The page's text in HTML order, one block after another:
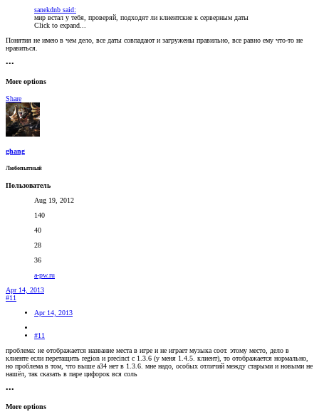
sanekdnb said:
мир встал у тебя, проверяй, подходят ли клиентские к серверным даты
Click to expand...
Понятия не имею в чем дело, все даты совпадают и загружены правильно, все равно ему что-то не
нравиться.
•••
More options
Share
ghang
Любопытный
Пользователь
Aug 19, 2012
140
40
28
36
a-pw.ru
Apr 14, 2013
#11
Apr 14, 2013
#11
проблема: не отображается название места в игре и не играет музыка соот. этому место, дело в
клиенте если перетащить region и precinct с 1.3.6 (у меня 1.4.5. клиент), то отображается нормально,
но проблема в том, что выше а34 нет в 1.3.6. мне надо, особых отличий между старыми и новыми не
нашёл, так сказать в паре цифорок вся соль
•••
More options